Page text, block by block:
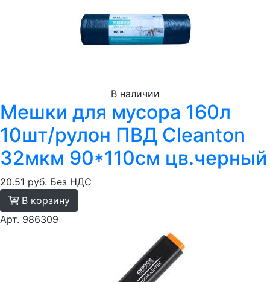
В наличии
Мешки для мусора 160л
10шт/рулон ПВД Cleanton
32мкм 90*110см цв.черный
20.51 руб. Без НДС
В корзину
Арт. 986309